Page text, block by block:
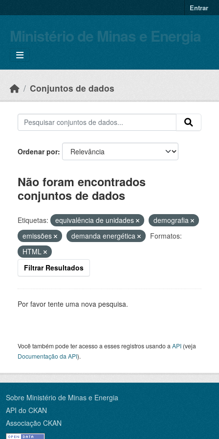
Entrar
Ministério de Minas e Energia
Conjuntos de dados
Ordenar por
Não foram encontrados
conjuntos de dados
Etiquetas: equivalência de unidades
demografia
emissões
demanda energética
Formatos:
HTML
Filtrar Resultados
Por favor tente uma nova pesquisa.
Você também pode ter acesso a esses registros usando a API (veja
Documentação da API).
Sobre Ministério de Minas e Energia
API do CKAN
Associação CKAN